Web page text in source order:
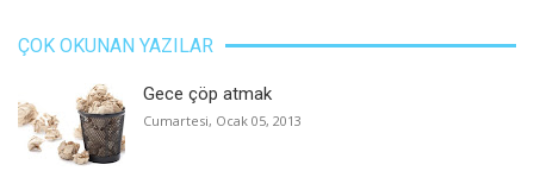
ÇOK OKUNAN YAZILAR
Gece çöp atmak
Cumartesi, Ocak 05, 2013